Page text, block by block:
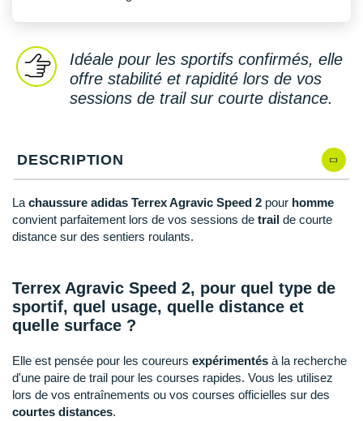
Idéale pour les sportifs confirmés, elle
offre stabilité et rapidité lors de vos
sessions de trail sur courte distance.
DESCRIPTION
La chaussure adidas Terrex Agravic Speed 2 pour homme
convient parfaitement lors de vos sessions de trail de courte
distance sur des sentiers roulants.
Terrex Agravic Speed 2, pour quel type de
sportif, quel usage, quelle distance et
quelle surface ?
Elle est pensée pour les coureurs expérimentés à la recherche
d'une paire de trail pour les courses rapides. Vous les utilisez
lors de vos entraînements ou vos courses officielles sur des
courtes distances.
DÉSTOCKAGE
+ Voir tous lesaccessoires
NNormal
Orca
OVERSTIMS
Patagonia
Polar
Puma
Raidlight
Reebok